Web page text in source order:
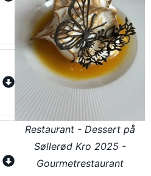
Restaurant - Dessert på
Søllerød Kro 2025 -
Gourmetrestaurant